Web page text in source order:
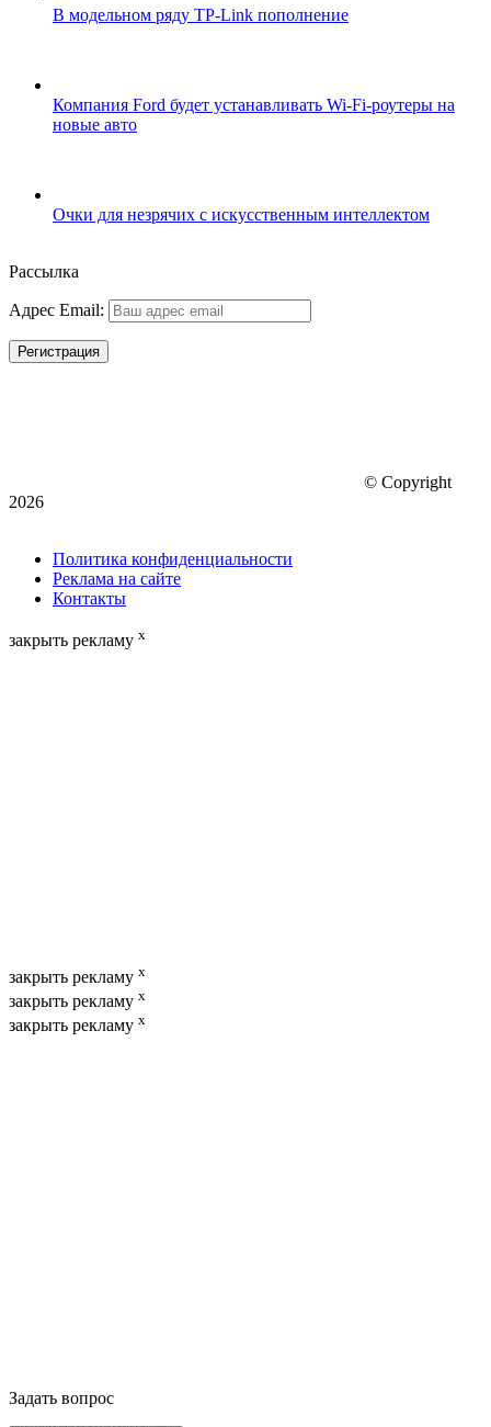
В модельном ряду TP-Link пополнение
Компания Ford будет устанавливать Wi-Fi-роутеры на
новые авто
Очки для незрячих с искусственным интеллектом
Рассылка
Адрес Email:
© Copyright
2026
Политика конфиденциальности
Реклама на сайте
Контакты
закрыть рекламу x
закрыть рекламу x
закрыть рекламу x
закрыть рекламу x
Задать вопрос